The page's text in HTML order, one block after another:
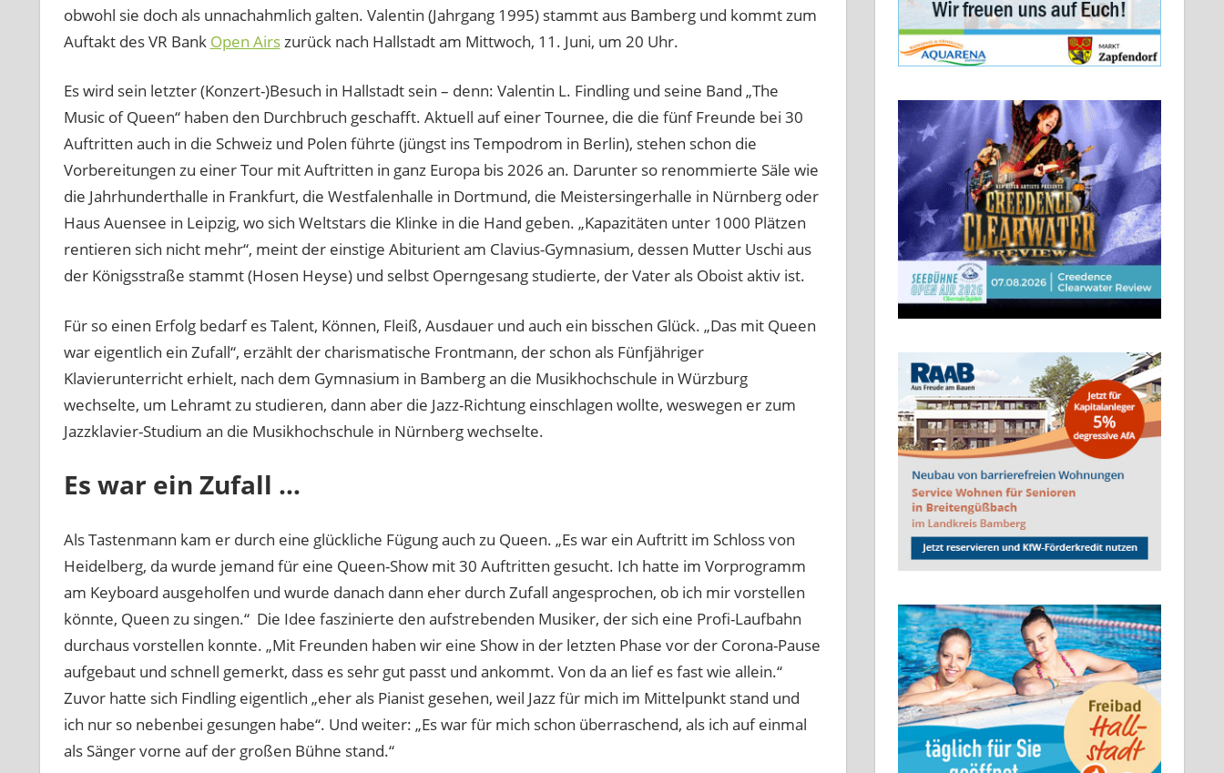
obwohl sie doch als unnachahmlich galten. Valentin (Jahrgang 1995) stammt aus Bamberg und kommt zum
Auftakt des VR Bank Open Airszurück nach Hallstadt am Mittwoch, 11. Juni, um 20 Uhr.
Es wird sein letzter (Konzert-)Besuch in Hallstadt sein – denn: Valentin L. Findling und seine Band „The
Music of Queen“ haben den Durchbruch geschafft. Aktuell auf einer Tournee, die die fünf Freunde bei 30
Auftritten auch in die Schweiz und Polen führte (jüngst ins Tempodrom in Berlin), stehen schon die
Vorbereitungen zu einer Tour mit Auftritten in ganz Europa bis 2026 an. Darunter so renommierte Säle wie
die Jahrhunderthalle in Frankfurt, die Westfalenhalle in Dortmund, die Meistersingerhalle in Nürnberg oder
Haus Auensee in Leipzig, wo sich Weltstars die Klinke in die Hand geben. „Kapazitäten unter 1000 Plätzen
rentieren sich nicht mehr“, meint der einstige Abiturient am Clavius-Gymnasium, dessen Mutter Uschi aus
der Königsstraße stammt (Hosen Heyse) und selbst Operngesang studierte, der Vater als Oboist aktiv ist.
Für so einen Erfolg bedarf es Talent, Können, Fleiß, Ausdauer und auch ein bisschen Glück. „Das mit Queen
war eigentlich ein Zufall“, erzählt der charismatische Frontmann, der schon als Fünfjähriger
Klavierunterricht erhielt, nach dem Gymnasium in Bamberg an die Musikhochschule in Würzburg
wechselte, um Lehramt zu studieren, dann aber die Jazz-Richtung einschlagen wollte, weswegen er zum
Jazzklavier-Studium an die Musikhochschule in Nürnberg wechselte.
Es war ein Zufall …
Als Tastenmann kam er durch eine glückliche Fügung auch zu Queen. „Es war ein Auftritt im Schloss von
Heidelberg, da wurde jemand für eine Queen-Show mit 30 Auftritten gesucht. Ich hatte im Vorprogramm
am Keyboard ausgeholfen und wurde danach dann eher durch Zufall angesprochen, ob ich mir vorstellen
könnte, Queen zu singen.“ Die Idee faszinierte den aufstrebenden Musiker, der sich eine Profi-Laufbahn
durchaus vorstellen konnte. „Mit Freunden haben wir eine Show in der letzten Phase vor der Corona-Pause
aufgebaut und schnell gemerkt, dass es sehr gut passt und ankommt. Von da an lief es fast wie allein.“
Zuvor hatte sich Findling eigentlich „eher als Pianist gesehen, weil Jazz für mich im Mittelpunkt stand und
ich nur so nebenbei gesungen habe“. Und weiter: „Es war für mich schon überraschend, als ich auf einmal
als Sänger vorne auf der großen Bühne stand.“